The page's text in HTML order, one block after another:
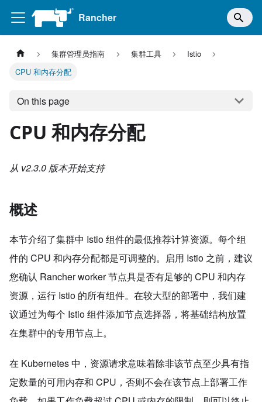
Rancher
集群管理员指南 集群工具
Istio
CPU 和内存分配
On this page
CPU 和内存分配
从 v2.3.0 版本开始支持
概述
本节介绍了集群中 Istio 组件的最低推荐计算资源。每个组
件的 CPU 和内存分配都是可调整的。启用 Istio 之前，建议
您确认 Rancher worker 节点具是否有足够的 CPU 和内存
资源，运行 Istio 的所有组件。在较大型的部署中，我们建
议通过为每个 Istio 组件添加节点选择器，将基础结构放置
在集群中的专用节点上。
在 Kubernetes 中，资源请求意味着除非该节点至少具有指
定数量的可用内存和 CPU，否则不会在该节点上部署工作